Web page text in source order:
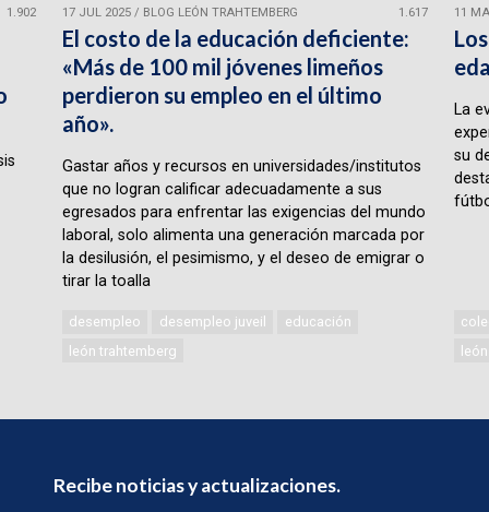
1.902 17 JUL 2025/ BLOG LEÓN TRAHTEMBERG 1.617
El costo de la educación deficiente:
«Más de 100 mil jóvenes limeños
perdieron su empleo en el último
año».
Gastar años y recursos en universidades/institutos
que no logran calificar adecuadamente a sus
egresados para enfrentar las exigencias del mundo
laboral, solo alimenta una generación marcada por
la desilusión, el pesimismo, y el deseo de emigrar o
tirar la toalla
desempleo desempleo juveil
educación
león trahtemberg
11
La
su
Recibe noticias y actualizaciones.